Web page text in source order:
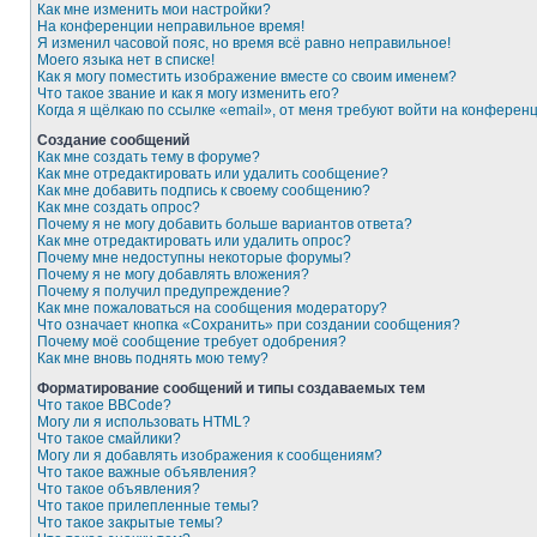
Как мне изменить мои настройки?
На конференции неправильное время!
Я изменил часовой пояс, но время всё равно неправильное!
Моего языка нет в списке!
Как я могу поместить изображение вместе со своим именем?
Что такое звание и как я могу изменить его?
Когда я щёлкаю по ссылке «email», от меня требуют войти на
Создание сообщений
Как мне создать тему в форуме?
Как мне отредактировать или удалить сообщение?
Как мне добавить подпись к своему сообщению?
Как мне создать опрос?
Почему я не могу добавить больше вариантов ответа?
Как мне отредактировать или удалить опрос?
Почему мне недоступны некоторые форумы?
Почему я не могу добавлять вложения?
Почему я получил предупреждение?
Как мне пожаловаться на сообщения модератору?
Что означает кнопка «Сохранить» при создании сообщения?
Почему моё сообщение требует одобрения?
Как мне вновь поднять мою тему?
Форматирование сообщений и типы создаваемых тем
Что такое BBCode?
Могу ли я использовать HTML?
Что такое смайлики?
Могу ли я добавлять изображения к сообщениям?
Что такое важные объявления?
Что такое объявления?
Что такое прилепленные темы?
Что такое закрытые темы?